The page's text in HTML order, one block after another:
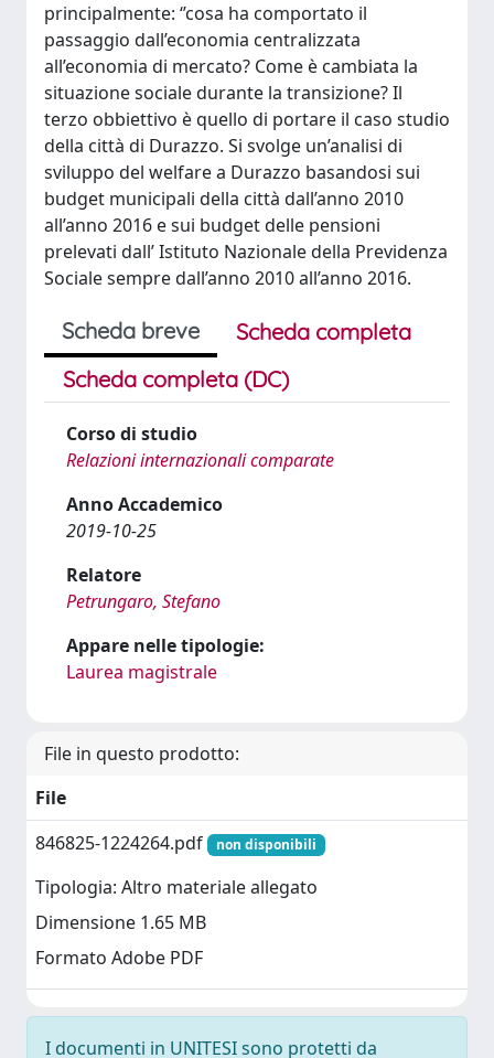
principalmente: ‘’cosa ha comportato il
passaggio dall’economia centralizzata
all’economia di mercato? Come è cambiata la
situazione sociale durante la transizione? Il
terzo obbiettivo è quello di portare il caso studio
della città di Durazzo. Si svolge un’analisi di
sviluppo del welfare a Durazzo basandosi sui
budget municipali della città dall’anno 2010
all’anno 2016 e sui budget delle pensioni
prelevati dall’ Istituto Nazionale della Previdenza
Sociale sempre dall’anno 2010 all’anno 2016.
Scheda breve
Scheda completa
Scheda completa (DC)
Corso di studio
Relazioni internazionali comparate
Anno Accademico
2019-10-25
Relatore
Petrungaro, Stefano
Appare nelle tipologie:
Laurea magistrale
File in questo prodotto:
File
846825-1224264.pdf
non disponibili
Tipologia: Altro materiale allegato
Dimensione 1.65 MB
Formato Adobe PDF
I documenti in UNITESI sono protetti da